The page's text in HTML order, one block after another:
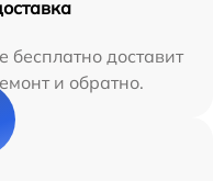
доставит
и обратно.